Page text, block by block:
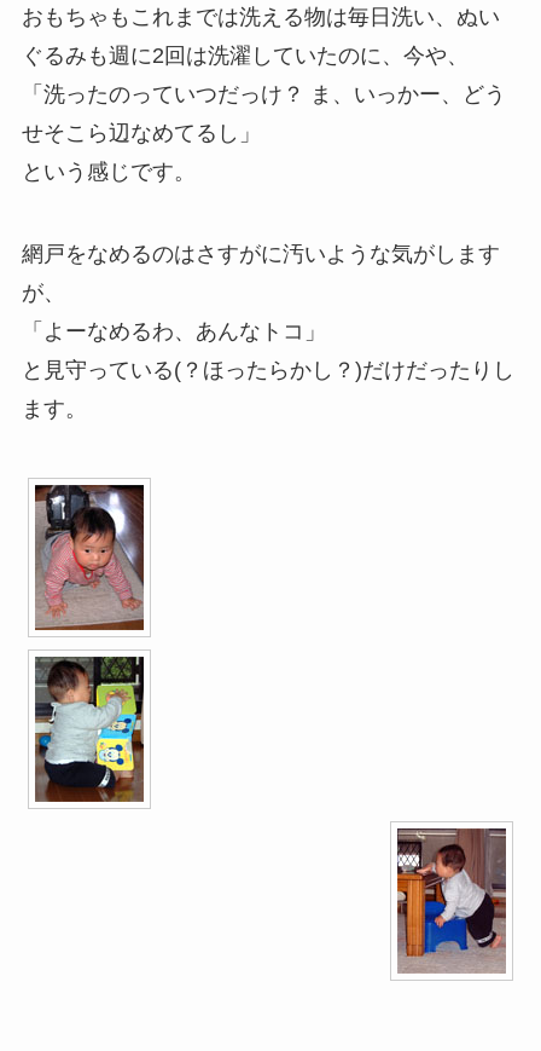
おもちゃもこれまでは洗える物は毎日洗い、ぬい
ぐるみも週に2回は洗濯していたのに、今や、
「洗ったのっていつだっけ？ ま、いっかー、どう
せそこら辺なめてるし」
という感じです。
網戸をなめるのはさすがに汚いような気がします
が、
「よーなめるわ、あんなトコ」
と見守っている(？ほったらかし？)だけだったりし
ます。